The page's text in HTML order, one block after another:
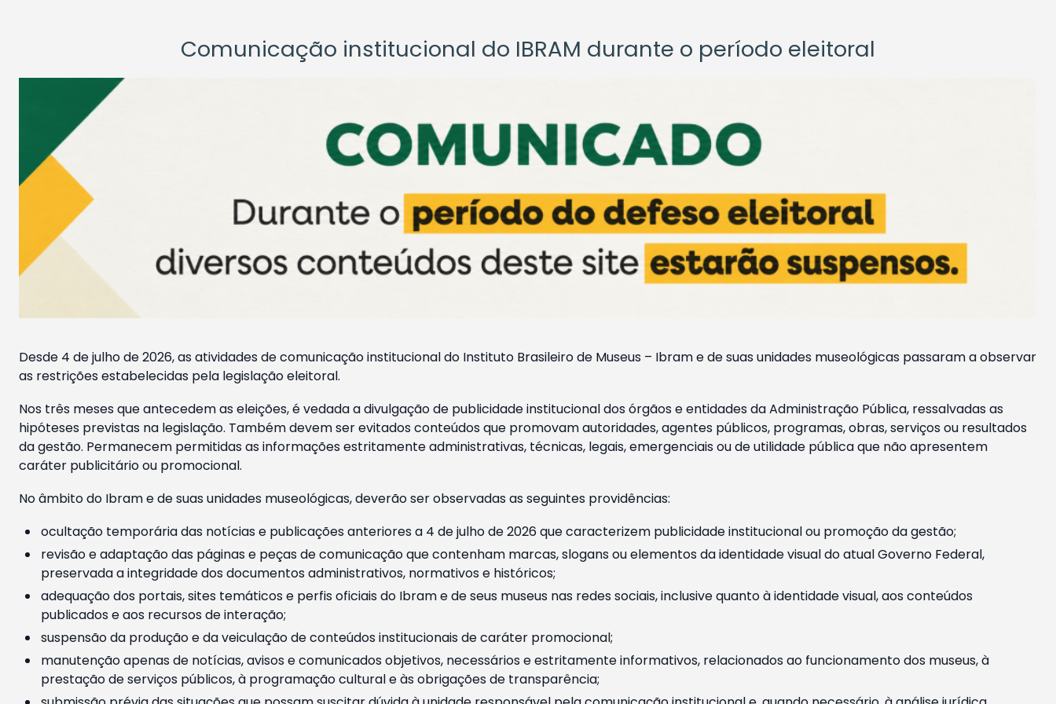
Comunicação institucional do IBRAM durante o período eleitoral
Desde 4 de julho de 2026, as atividades de comunicação institucional do Instituto Brasileiro de Museus – Ibram e de suas unidades museológicas passaram a observar
as restrições estabelecidas pela legislação eleitoral.
Nos três meses que antecedem as eleições, é vedada a divulgação de publicidade institucional dos órgãos e entidades da Administração Pública, ressalvadas as
hipóteses previstas na legislação. Também devem ser evitados conteúdos que promovam autoridades, agentes públicos, programas, obras, serviços ou resultados
da gestão. Permanecem permitidas as informações estritamente administrativas, técnicas, legais, emergenciais ou de utilidade pública que não apresentem
caráter publicitário ou promocional.
No âmbito do Ibram e de suas unidades museológicas, deverão ser observadas as seguintes providências:
ocultação temporária das notícias e publicações anteriores a 4 de julho de 2026 que caracterizem publicidade institucional ou promoção da gestão;
revisão e adaptação das páginas e peças de comunicação que contenham marcas, slogans ou elementos da identidade visual do atual Governo Federal,
preservada a integridade dos documentos administrativos, normativos e históricos;
adequação dos portais, sites temáticos e perfis oficiais do Ibram e de seus museus nas redes sociais, inclusive quanto à identidade visual, aos conteúdos
publicados e aos recursos de interação;
suspensão da produção e da veiculação de conteúdos institucionais de caráter promocional;
manutenção apenas de notícias, avisos e comunicados objetivos, necessários e estritamente informativos, relacionados ao funcionamento dos museus, à
prestação de serviços públicos, à programação cultural e às obrigações de transparência;